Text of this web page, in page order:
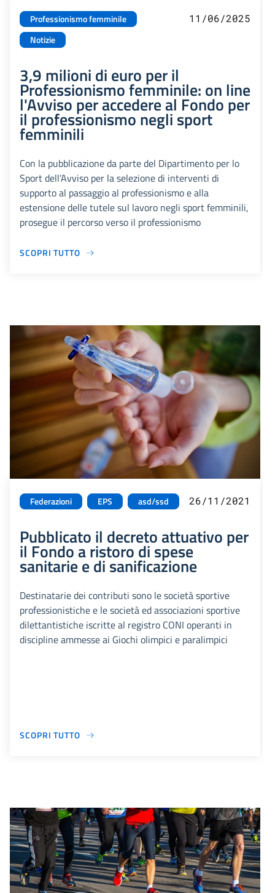
Professionismo femminile
Notizie
11/06/2025
3,9 milioni di euro per il
Professionismo femminile: on line
l'Avviso per accedere al Fondo per
il professionismo negli sport
femminili
Con la pubblicazione da parte del Dipartimento per lo
Sport dell’Avviso per la selezione di interventi di
supporto al passaggio al professionismo e alla
estensione delle tutele sul lavoro negli sport femminili,
prosegue il percorso verso il professionismo
SCOPRI TUTTO
Federazioni EPS asd/ssd 26/11/2021
Pubblicato il decreto attuativo per
il Fondo a ristoro di spese
sanitarie e di sanificazione
Destinatarie dei contributi sono le società sportive
professionistiche e le società ed associazioni sportive
dilettantistiche iscritte al registro CONI operanti in
discipline ammesse ai Giochi olimpici e paralimpici
SCOPRI TUTTO